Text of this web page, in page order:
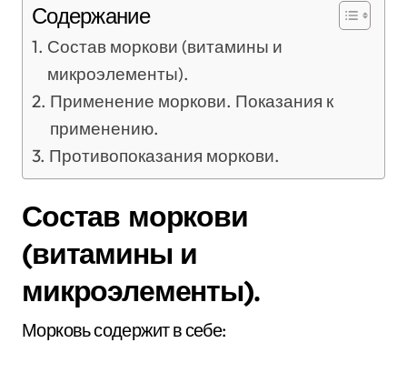
Содержание
Состав моркови (витамины и
микроэлементы).
Применение моркови. Показания к
применению.
Противопоказания моркови.
Состав моркови
(витамины и
микроэлементы).
Морковь содержит в себе: